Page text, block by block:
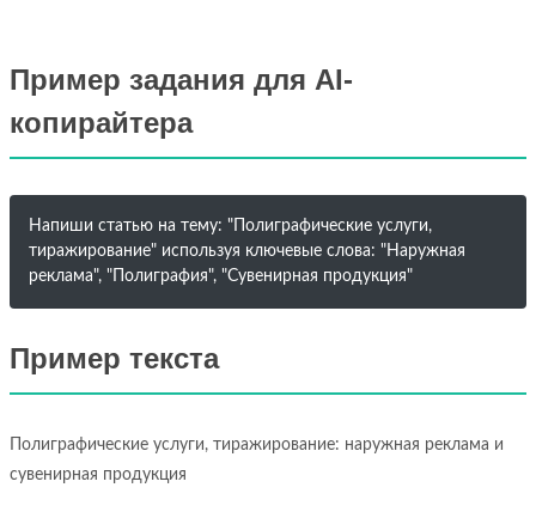
Пример задания для AI-
копирайтера
Напиши статью на тему: "Полиграфические услуги,
тиражирование" используя ключевые слова: "Наружная
реклама", "Полиграфия", "Сувенирная продукция"
Пример текста
Полиграфические услуги, тиражирование: наружная реклама и
сувенирная продукция